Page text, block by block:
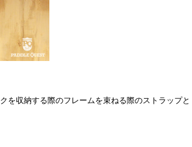
を収納する際のフレームを束ねる際のストラップと